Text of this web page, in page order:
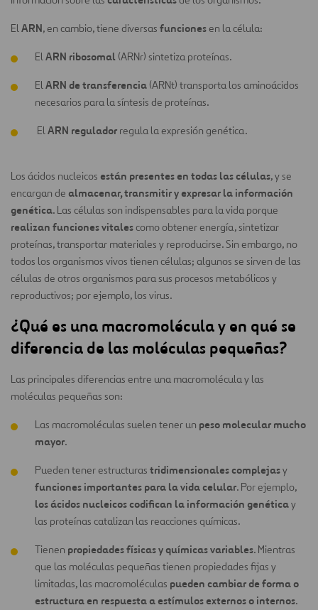
ElARN, en cambio, tiene diversas funciones en la célula:
ElARN ribosomal (ARNr) sintetiza proteínas.
ElARN de transferencia (ARNt) transporta los aminoácidos
necesarios para la síntesis de proteínas.
ElARN regulador regula la expresión genética.
Los ácidos nucleicos están presentes en todas las células, y se
encargan de almacenar, transmitir y expresar la información
genética. Las células son indispensables para la vida porque
realizan funciones vitalescomo obtener energía, sintetizar
proteínas, transportar materiales y reproducirse. Sin embargo, no
todos los organismos vivos tienen células; algunos se sirven de las
células de otros organismos para sus procesos metabólicos y
reproductivos; por ejemplo, los virus.
¿Qué es una macromolécula y en qué se
diferencia de las moléculas pequeñas?
Las principales diferencias entre una macromolécula y las
moléculas pequeñas son:
Las macromoléculas suelen tener un peso molecular mucho
mayor.
Pueden tener estructuras tridimensionales complejasy
funciones importantes para la vida celular. Por ejemplo,
los ácidos nucleicos codifican la información genéticay
las proteínas catalizan las reacciones químicas.
Tienen propiedades físicas y químicas variables. Mientras
que las moléculas pequeñas tienen propiedades fijas y
limitadas, las macromoléculas pueden cambiar de forma o
estructura en respuesta a estímulos externos o internos.